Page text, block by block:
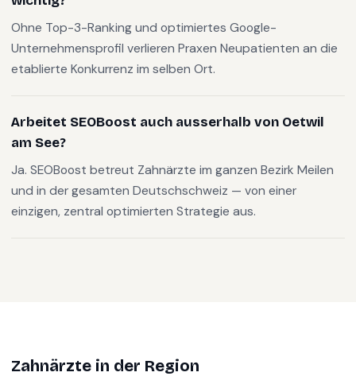
Ohne Top-3-Ranking und optimiertes Google-
Unternehmensprofil verlieren Praxen Neupatienten an die
etablierte Konkurrenz im selben Ort.
Arbeitet SEOBoost auch ausserhalb von Oetwil
am See?
Ja. SEOBoost betreut Zahnärzte im ganzen Bezirk Meilen
und in der gesamten Deutschschweiz — von einer
einzigen, zentral optimierten Strategie aus.
Zahnärzte in der Region